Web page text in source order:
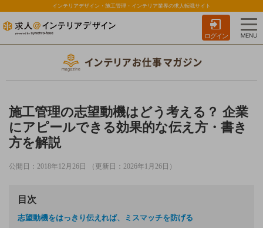
インテリアデザイン・施工管理・インテリア業界の求人転職サイト
ログイン
施工管理の志望動機はどう考える？ 企業
にアピールできる効果的な伝え方・書き
方を解説
公開日：2018年12月26日 （更新日：2026年1月26日）
目次
志望動機をはっきり伝えれば、ミスマッチを防げる